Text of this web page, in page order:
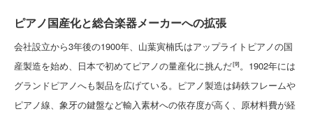
ピアノ国産化と総合楽器メーカーへの拡張
会社設立から3年後の1900年、山葉寅楠氏はアップライトピアノの国
産製造を始め、日本で初めてピアノの量産化に挑んだ[9]。1902年には
グランドピアノへも製品を広げている。ピアノ製造は鋳鉄フレームや
ピアノ線、象牙の鍵盤など輸入素材への依存度が高く、原材料費が経